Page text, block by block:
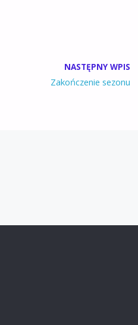
NASTĘPNY WPIS
Zakończenie sezonu